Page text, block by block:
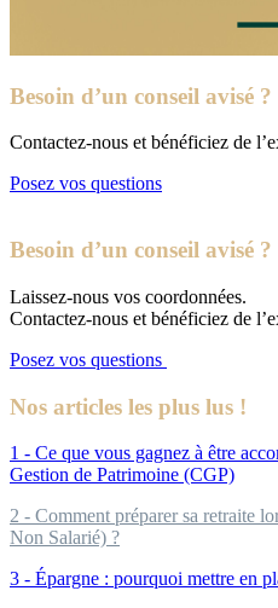
Besoin d’un conseil avisé ?
Contactez-nous et bénéficiez de
Posez vos questions
Besoin d’un conseil avisé ?
Laissez-nous vos coordonnées.
Contactez-nous et bénéficiez de
Posez vos questions
Nos articles les plus lus !
1 - Ce que vous gagnez à être
Gestion de Patrimoine (CGP)
2 - Comment préparer sa retraite
Non Salarié) ?
3 - Épargne : pourquoi mettre en